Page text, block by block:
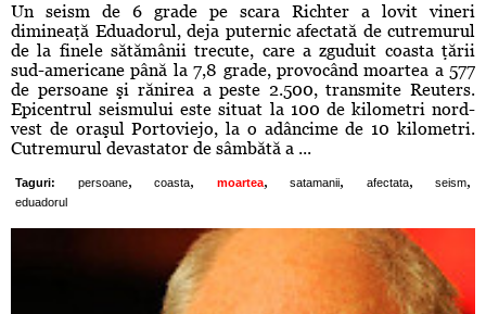
Un seism de 6 grade pe scara Richter a lovit vineri
dimineaţă Eduadorul, deja puternic afectată de cutremurul
de la finele sătămânii trecute, care a zguduit coasta ţării
sud-americane până la 7,8 grade, provocând moartea a 577
de persoane şi rănirea a peste 2.500, transmite Reuters.
Epicentrul seismului este situat la 100 de kilometri nord-
vest de oraşul Portoviejo, la o adâncime de 10 kilometri.
Cutremurul devastator de sâmbătă a ...
Taguri: persoane, coasta, moartea, satamanii, afectata, seism,
eduadorul